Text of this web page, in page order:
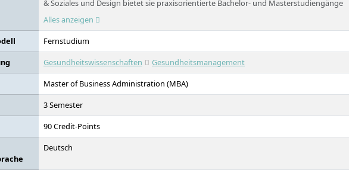
& Soziales und Design bietet sie praxisorientierte Bachelor- und Masterstudiengänge
sowie Aus- und Weiterbildungen an. Ein Studium ist in Vollzeit, berufsbegleitend und im
Fernstudium möglich.
Alles anzeigen
Fernstudium
Gesundheitswissenschaften
Gesundheitsmanagement
Master of Business Administration (MBA)
3 Semester
90 Credit-Points
Deutsch